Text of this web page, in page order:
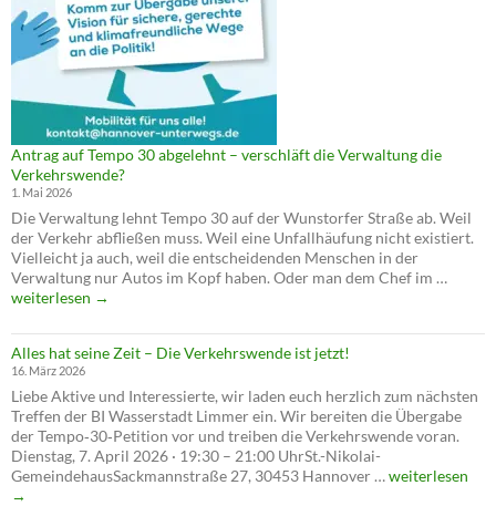
Antrag auf Tempo 30 abgelehnt – verschläft die Verwaltung die
Verkehrswende?
1. Mai 2026
Die Verwaltung lehnt Tempo 30 auf der Wunstorfer Straße ab. Weil
der Verkehr abfließen muss. Weil eine Unfallhäufung nicht existiert.
Vielleicht ja auch, weil die entscheidenden Menschen in der
Verwaltung nur Autos im Kopf haben. Oder man dem Chef im …
30
die
weiterlesen →
Alles hat seine Zeit – Die Verkehrswende ist jetzt!
16. März 2026
Liebe Aktive und Interessierte, wir laden euch herzlich zum nächsten
Treffen der BI Wasserstadt Limmer ein. Wir bereiten die Übergabe
der Tempo‑30‑Petition vor und treiben die Verkehrswende voran.
Dienstag, 7. April 2026 · 19:30 – 21:00 UhrSt.-Nikolai-
GemeindehausSackmannstraße 27, 30453 Hannover …Alles
weiterlesen
→